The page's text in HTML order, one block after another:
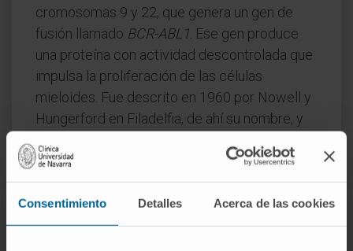
Consentimiento Detalles Acerca de las cookies
cromosomas 9 y 22, que genera un gen de
fusión llamado BCR-ABL1 . Ese gen produce
una proteína con actividad descontrolada que
impulsa la proliferación de las células
mieloides. Fue descrito en 1960 por Nowell y
Hungerford en Filadelfia, de ahí su nombre, y
¿Por qué se dice que la LMC marcó
Porque fue la primera neoplasia humana en la